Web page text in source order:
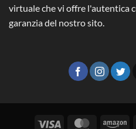
virtuale che vi offre l'autentica
garanzia del nostro sito.
Visa